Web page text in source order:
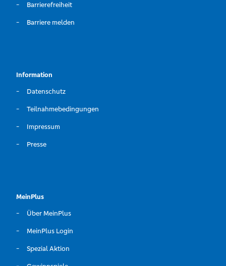
Barrierefreiheit
Barriere melden
Information
Datenschutz
Teilnahmebedingungen
Impressum
Presse
MeinPlus
Über MeinPlus
MeinPlus Login
Spezial Aktion